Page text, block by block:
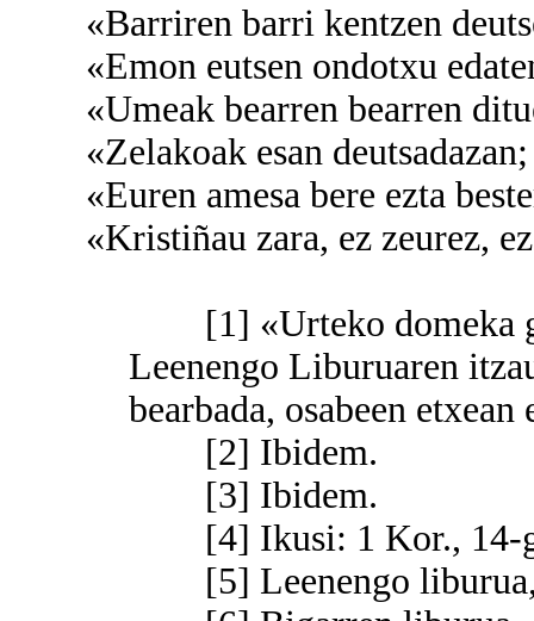
«Barriren barri kentzen
«Emon eutsen ondotxu
«Umeak bearren bearren
«Zelakoak esan deutsadazan;
«Euren amesa bere ezta
«Kristiñau zara, ez zeurez, ez
[1] «Urteko domeka
Leenengo Liburuaren
bearbada, osabeen etxean
[2] Ibidem.
[3] Ibidem.
[4] Ikusi: 1 Kor., 14-
[5] Leenengo liburua,